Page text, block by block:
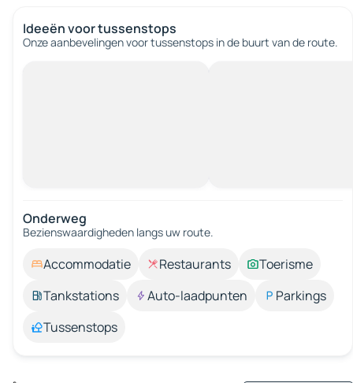
Ideeën voor tussenstops
Onze aanbevelingen voor tussenstops in de buurt van de route.
Onderweg
Bezienswaardigheden langs uw route.
Accommodatie Restaurants
Toerisme
Tankstations
Auto-laadpunten
Parkings
Tussenstops